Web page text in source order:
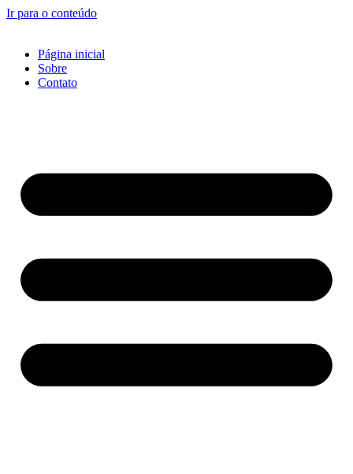
Ir para o conteúdo
Página inicial
Sobre
Contato